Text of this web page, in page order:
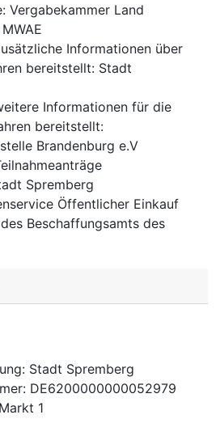
: Vergabekammer Land
Informationen über
bereitstellt: Stadt
Informationen für die
bereitstellt:
Brandenburg e.V
Spremberg
Öffentlicher Einkauf
Beschaffungsamts des
: Stadt Spremberg
: DE6200000000052979
1